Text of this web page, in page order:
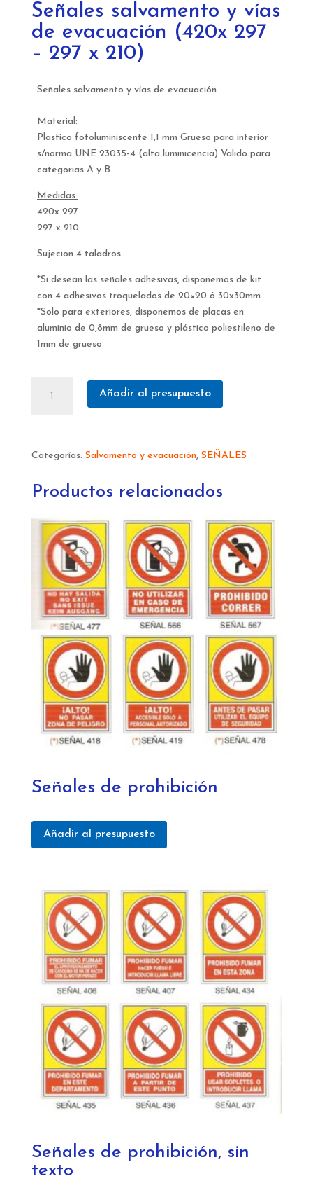
Señales salvamento y vías
de evacuación (420x 297
– 297 x 210)
Señales salvamento y vías de evacuación
Material:
Plastico fotoluminiscente 1,1 mm Grueso para interior
s/norma UNE 23035-4 (alta luminicencia) Valido para
categorias A y B.
Medidas:
420x 297
297 x 210
Sujecion 4 taladros
*Si desean las señales adhesivas, disponemos de kit
con 4 adhesivos troquelados de 20×20 ó 30x30mm.
*Solo para exteriores, disponemos de placas en
aluminio de 0,8mm de grueso y plástico poliestileno de
1mm de grueso
salvamento
de
297
210)
cantidad
Añadir al presupuesto
Categorías: Salvamento y evacuación, SEÑALES
Productos relacionados
Señales de prohibición
Añadir al presupuesto
Señales de prohibición, sin
texto